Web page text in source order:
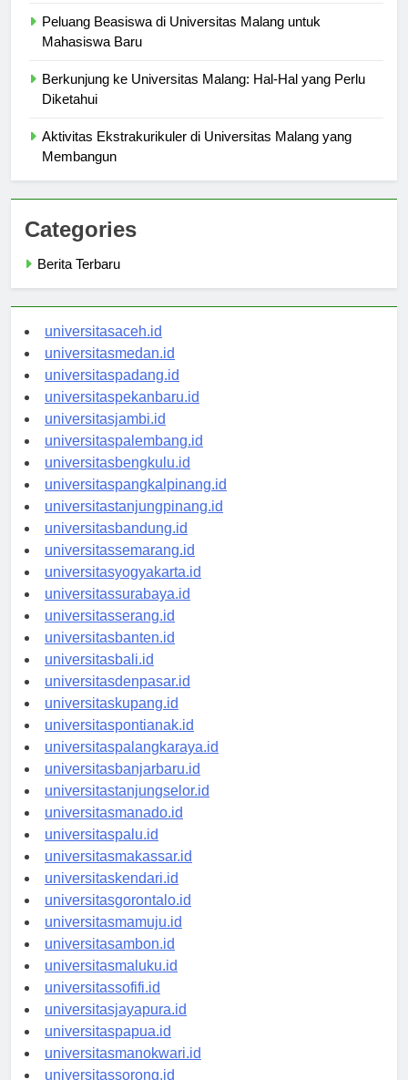
Peluang Beasiswa di Universitas Malang untuk
Berkunjung ke Universitas Malang: Hal-Hal yang Perlu
Aktivitas Ekstrakurikuler di Universitas Malang yang
Categories
universitasaceh.id
universitasmedan.id
universitaspadang.id
universitaspekanbaru.id
universitasjambi.id
universitaspalembang.id
universitasbengkulu.id
universitaspangkalpinang.id
universitastanjungpinang.id
universitasbandung.id
universitassemarang.id
universitasyogyakarta.id
universitassurabaya.id
universitasserang.id
universitasbanten.id
universitasbali.id
universitasdenpasar.id
universitaskupang.id
universitaspontianak.id
universitaspalangkaraya.id
universitasbanjarbaru.id
universitastanjungselor.id
universitasmanado.id
universitaspalu.id
universitasmakassar.id
universitaskendari.id
universitasgorontalo.id
universitasmamuju.id
universitasambon.id
universitasmaluku.id
universitassofifi.id
universitasjayapura.id
universitaspapua.id
universitasmanokwari.id